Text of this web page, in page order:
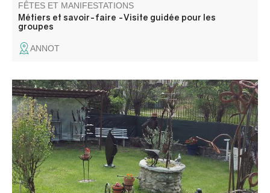
FÊTES ET MANIFESTATIONS
Métiers et savoir-faire -Visite guidée pour les
groupes
ANNOT
L'art de la récup : André Olant expose ses sculptures en
fer forgé dans son atelier de la Beïte.